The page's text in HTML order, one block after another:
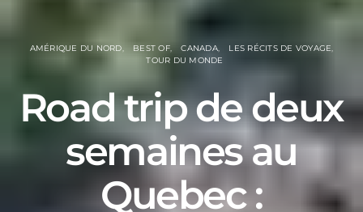
AMÉRIQUE DU NORD BEST OF CANADA
LES RÉCITS DE VOYAGE
TOUR DU MONDE
Road trip de deux
semaines au
Quebec :